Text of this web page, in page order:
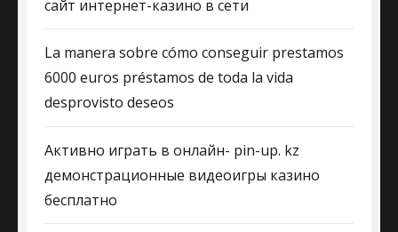
сайт интернет-казино в сети
La manera sobre cómo conseguir prestamos
6000 euros préstamos de toda la vida
desprovisto deseos
Активно играть в онлайн- pin-up. kz
демонстрационные видеоигры казино
бесплатно